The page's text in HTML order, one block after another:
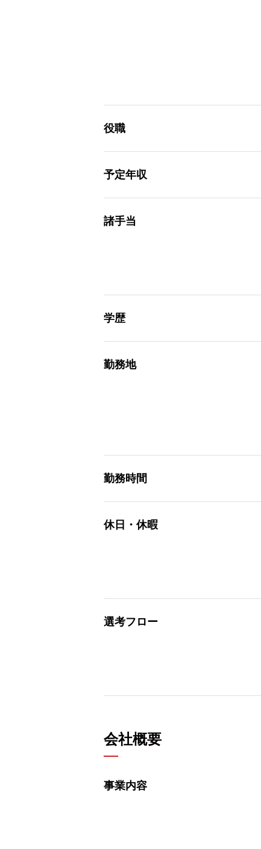
役職
予定年収
諸手当
学歴
勤務地
勤務時間
休日・休暇
選考フロー
会社概要
事業内容